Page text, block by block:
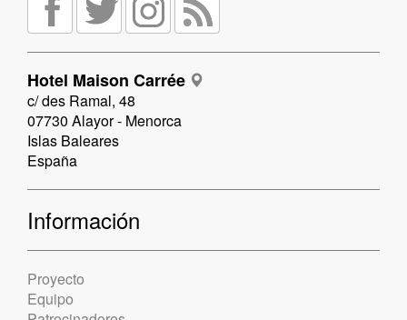
Hotel Maison Carrée
c/ des Ramal, 48
07730 Alayor - Menorca
Islas Baleares
España
Información
Proyecto
Equipo